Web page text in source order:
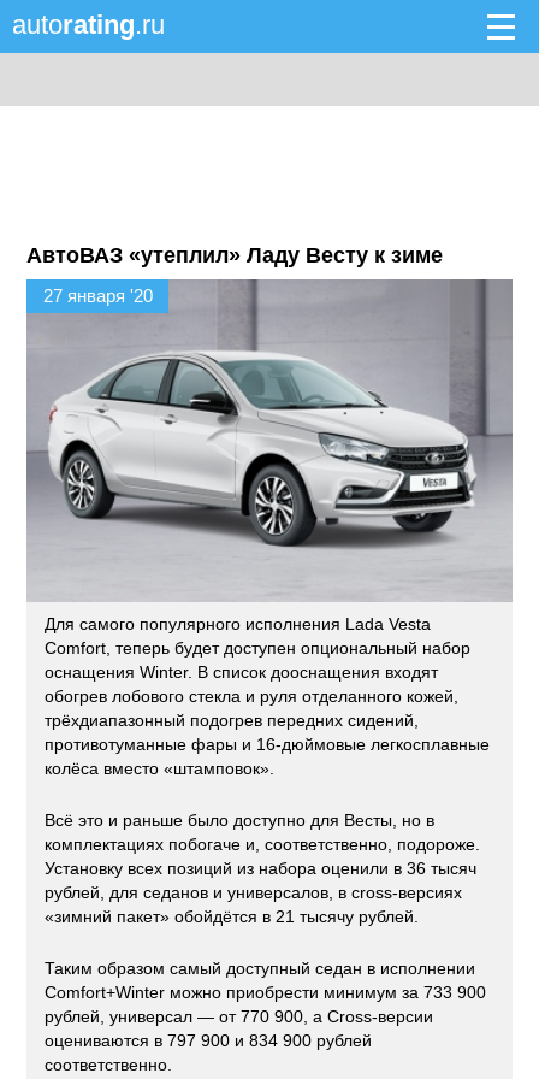
autorating.ru
АвтоВАЗ «утеплил» Ладу Весту к зиме
27 января '20
Для самого популярного исполнения Lada Vesta
Comfort, теперь будет доступен опциональный набор
оснащения Winter. В список дооснащения входят
обогрев лобового стекла и руля отделанного кожей,
трёхдиапазонный подогрев передних сидений,
противотуманные фары и 16-дюймовые легкосплавные
колёса вместо «штамповок».
Всё это и раньше было доступно для Весты, но в
комплектациях побогаче и, соответственно, подороже.
Установку всех позиций из набора оценили в 36 тысяч
рублей, для седанов и универсалов, в cross-версиях
«зимний пакет» обойдётся в 21 тысячу рублей.
Таким образом самый доступный седан в исполнении
Comfort+Winter можно приобрести минимум за 733 900
рублей, универсал — от 770 900, а Cross-версии
оцениваются в 797 900 и 834 900 рублей
соответственно.